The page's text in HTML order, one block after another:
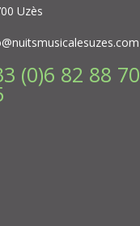
Uzès
(0)6 82 88 70